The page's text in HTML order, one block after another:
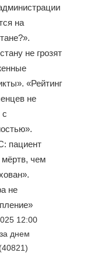
на
не грозят
«Рейтинг
не
с
пациент
мёртв, чем
не
12:00
днем